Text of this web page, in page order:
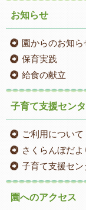
お知らせ
園からのお知ら
保育実践
給食の献立
子育て支援セン
ご利用について
さくらんぼだよ
子育て支援セ
園へのアクセス